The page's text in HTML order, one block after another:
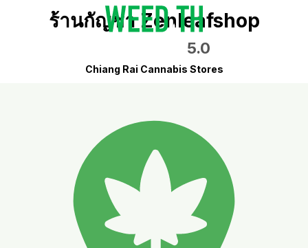
ร้านกัญชา Zenleafshop
5.0
Chiang Rai Cannabis Stores